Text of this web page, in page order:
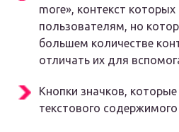
more», контекст
пользователям, но
большем количестве
отличать их для
Кнопки значков,
текстового содержимого